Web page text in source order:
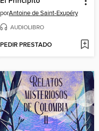
porAntoine de Saint-Exupéry
AUDIOLIBRO
PEDIR PRESTADO